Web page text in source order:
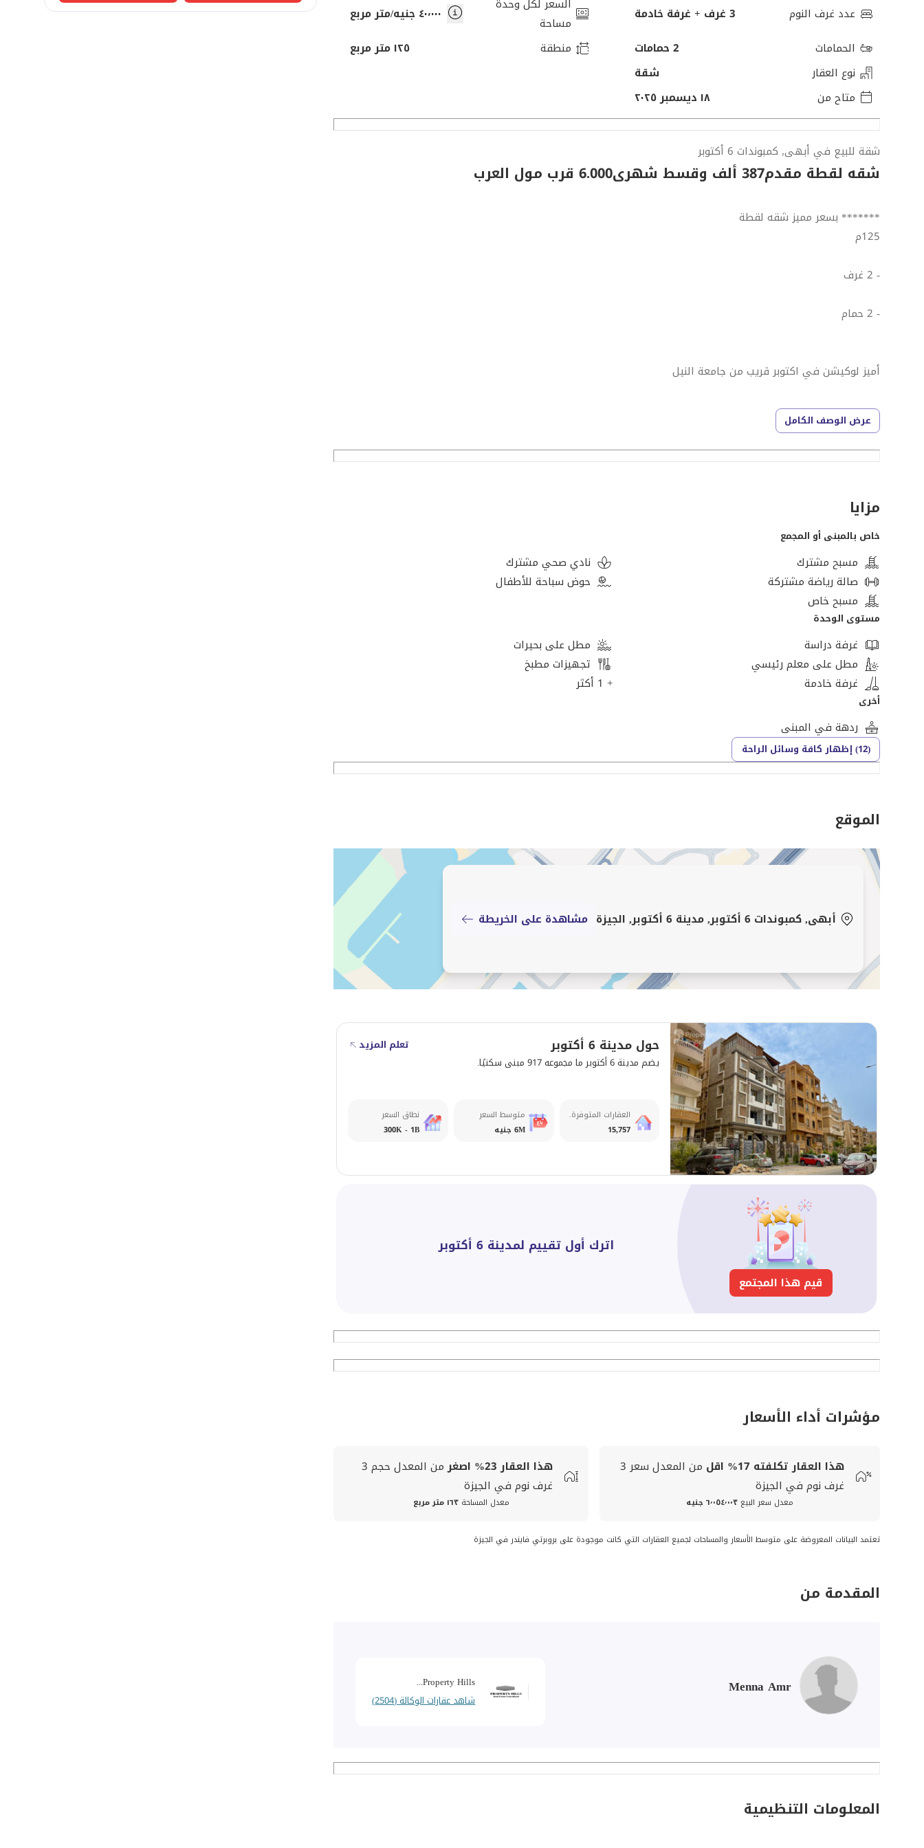
عدد غرف النوم
3 غرف + غرفة خادمة
الحمامات
2 حمامات
نوع العقار
شقة
متاح من
١٨ ديسمبر ٢٠٢٥
السعر لكل وحدة
مساحة
٤٠٬٠٠٠ جنيه/متر مربع
منطقة
١٢٥ متر مربع
شقة للبيع في أبهى, كمبوندات 6 أكتوبر
شقه لقطة مقدم387 ألف وقسط شهرى6.000 قرب مول العرب
******* بسعر مميز شقه لقطة
125م
- 2 غرف
- 2 حمام
أميز لوكيشن في اكتوبر قريب من جامعة النيل
وجامعة 6 أكتوبر فى نيوم أكتوبر
متاح معاينه على مدار اليوم
---------------------------
للتواصل والمعاينة :
[تم إخفاء بيانات الاتصال] متاح فون وواتساب 24 ساعة
-------------------
** السعر 5.000.000
او ادفع مقدم 387 ألف
عرض الوصف الكامل
مزايا
خاص بالمبنى أو المجمع
مسبح مشترك
نادي صحي مشترك
صالة رياضة مشتركة
حوض سباحة للأطفال
مسبح خاص
مستوى الوحدة
غرفة دراسة
مطل على بحيرات
مطل على معلم رئيسي
تجهيزات مطبخ
غرفة خادمة
+ 1 أكثر
أخرى
ردهة في المبنى
(12) إظهار كافة وسائل الراحة
الموقع
أبهى, كمبوندات 6 أكتوبر, مدينة 6 أكتوبر, الجيزة مشاهدة على الخريطة
حول مدينة 6 أكتوبر
تعلم المزيد
يضم مدينة 6 أكتوبر ما مجموعه 917 مبنى سكنيًا.
العقارات المتوفرة.
15,757
متوسط السعر
6M جنيه
نطاق السعر
300K - 1B
اترك أول تقييم لمدينة 6 أكتوبر
قيم هذا المجتمع
مؤشرات أداء الأسعار
هذا العقار تكلفته 17% اقل من المعدل سعر 3
غرف نوم في الجيزة
معدل سعر البيع ٦٬٠٥٤٬٠٠٣ جنيه
هذا العقار 23% اصغر من المعدل حجم 3
غرف نوم في الجيزة
معدل المساحة ١٦٣ متر مربع
تعتمد البيانات المعروضة على متوسط الأسعار والمساحات لجميع العقارات التي كانت موجودة على بروبرتي فايندر في الجيزة
المقدمة من
Menna Amr
Property Hills...
شاهد عقارات الوكالة (2504)
المعلومات التنظيمية